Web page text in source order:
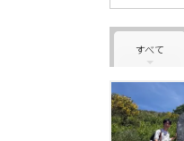
すべて